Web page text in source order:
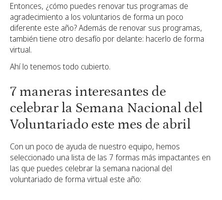
Entonces, ¿cómo puedes renovar tus programas de
agradecimiento a los voluntarios de forma un poco
diferente este año? Además de renovar sus programas,
también tiene otro desafío por delante: hacerlo de forma
virtual.
Ahí lo tenemos todo cubierto.
7 maneras interesantes de
celebrar la Semana Nacional del
Voluntariado este mes de abril
Con un poco de ayuda de nuestro equipo, hemos
seleccionado una lista de las 7 formas más impactantes en
las que puedes celebrar la semana nacional del
voluntariado de forma virtual este año: